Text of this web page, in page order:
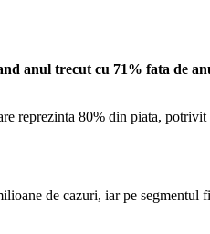
anul trecut cu 71% fata de
reprezinta 80% din piata,
de cazuri, iar pe segmentul